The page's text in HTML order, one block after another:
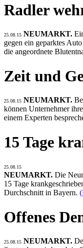
Radler
25.08.15 NEUMARKT.
gegen ein geparktes
die angeordnete
Zeit und
25.08.15 NEUMARKT.
können Unternehmer
einem Experten
15 Tage
25.08.15
NEUMARKT. Die
15 Tage
Durchschnitt in Bayern.
Offenes
25.08.15 NEUMARKT.